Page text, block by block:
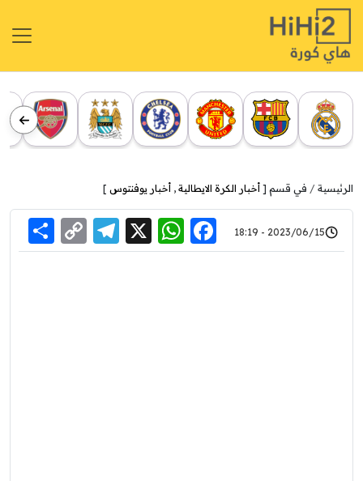
الرئيسية في قسم [ أخبار الكرة الايطالية , أخبار يوفنتوس ]
2023/06/15 - 18:19
Facebook
WhatsApp
X
Link